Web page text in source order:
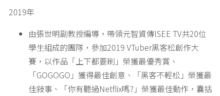
2019年
由張世明副教授編導，帶領元智資傳ISEE TV共20位
學生組成的團隊，參加2019 VTuber黑客松創作大
賽，以作品「上下都要刷」榮獲最優秀賞、
「GOGOGO」獲得最佳創意、「黑客不輕松」榮獲最
佳敍事、「你有聽過Netflix嗎?」榮獲最佳動作，囊括